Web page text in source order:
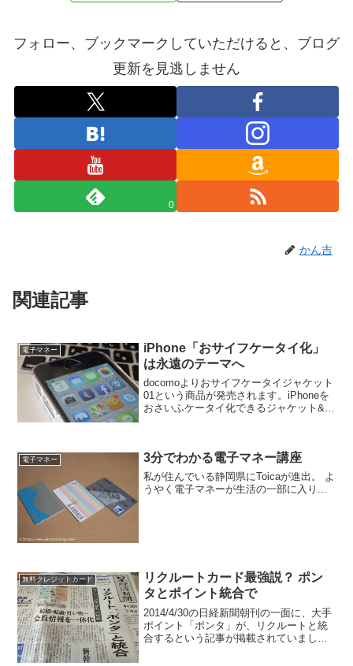
フォロー、ブックマークしていただけると、ブログ
更新を見逃しません
0
かん吉
関連記事
電子マネー
iPhone「おサイフケータイ化」
は永遠のテーマへ
docomoよりおサイフケータイジャケット
01という商品が発売されます。iPhoneを
おさいふケータイ化できるジャケット&デ
電子マネー 3分でわかる電子マネー講座
私が住んでいる静岡県にToicaが進出。 よ
うやく電子マネーが生活の一部に入り...
無料クレジットカード
リクルートカード最強説？ ポン
タとポイント統合で
2014/4/30の日経新聞朝刊の一面に、大手
ポイント「ポンタ」が、リクルートと統
合するという記事が掲載されていまし